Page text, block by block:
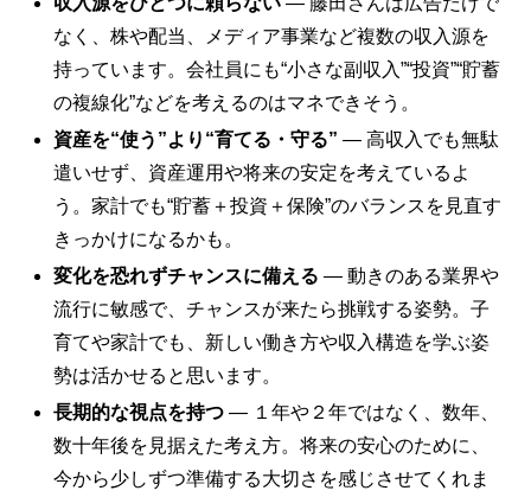
なく、株や配当、メディア事業など複数の収入源を
持っています。会社員にも“小さな副収入”“投資”“貯蓄
の複線化”などを考えるのはマネできそう。
資産を“使う”より“育てる・守る” — 高収入でも無駄
遣いせず、資産運用や将来の安定を考えているよ
う。家計でも“貯蓄＋投資＋保険”のバランスを見直す
きっかけになるかも。
変化を恐れずチャンスに備える — 動きのある業界や
流行に敏感で、チャンスが来たら挑戦する姿勢。子
育てや家計でも、新しい働き方や収入構造を学ぶ姿
勢は活かせると思います。
長期的な視点を持つ — １年や２年ではなく、数年、
数十年後を見据えた考え方。将来の安心のために、
今から少しずつ準備する大切さを感じさせてくれま